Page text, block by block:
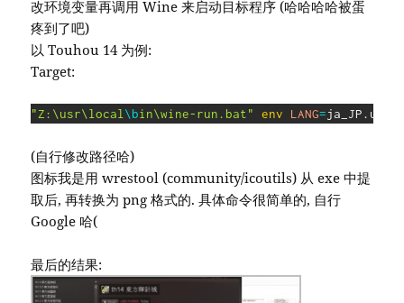
改环境变量再调用 Wine 来启动目标程序 (哈哈哈哈被蛋
疼到了吧)
以 Touhou 14 为例:
Target:
"Z:\usr\local\bin\wine-run.bat" env LANG=
(自行修改路径哈)
图标我是用 wrestool (community/icoutils) 从 exe 中提
取后, 再转换为 png 格式的. 具体命令很简单的, 自行
Google 哈(
最后的结果: